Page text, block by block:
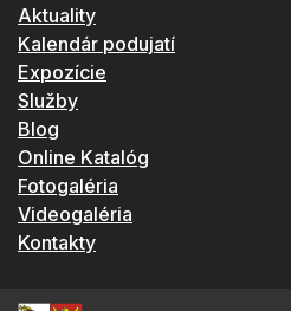
Aktuality
Kalendár podujatí
Expozície
Služby
Blog
Online Katalóg
Fotogaléria
Videogaléria
Kontakty